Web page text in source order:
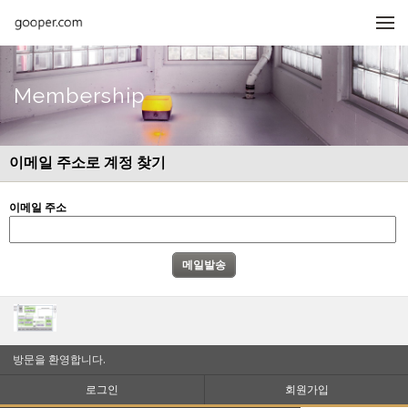
Membership
이메일 주소로 계정 찾기
이메일 주소
방문을 환영합니다.
로그인
회원가입